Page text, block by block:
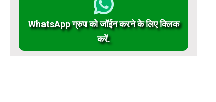
WhatsApp ग्रुप को जॉईन करने के लिए क्लिक
करें.